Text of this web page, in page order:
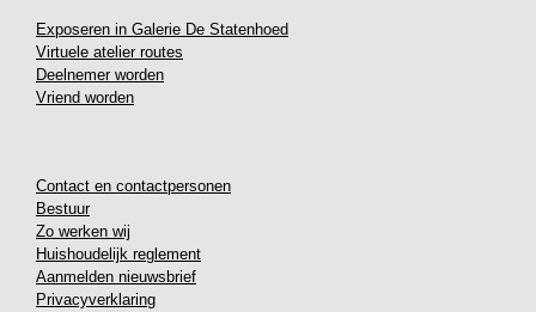
Exposeren in Galerie De Statenhoed
Virtuele atelier routes
Deelnemer worden
Vriend worden
Contact en contactpersonen
Bestuur
Zo werken wij
Huishoudelijk reglement
Aanmelden nieuwsbrief
Privacyverklaring